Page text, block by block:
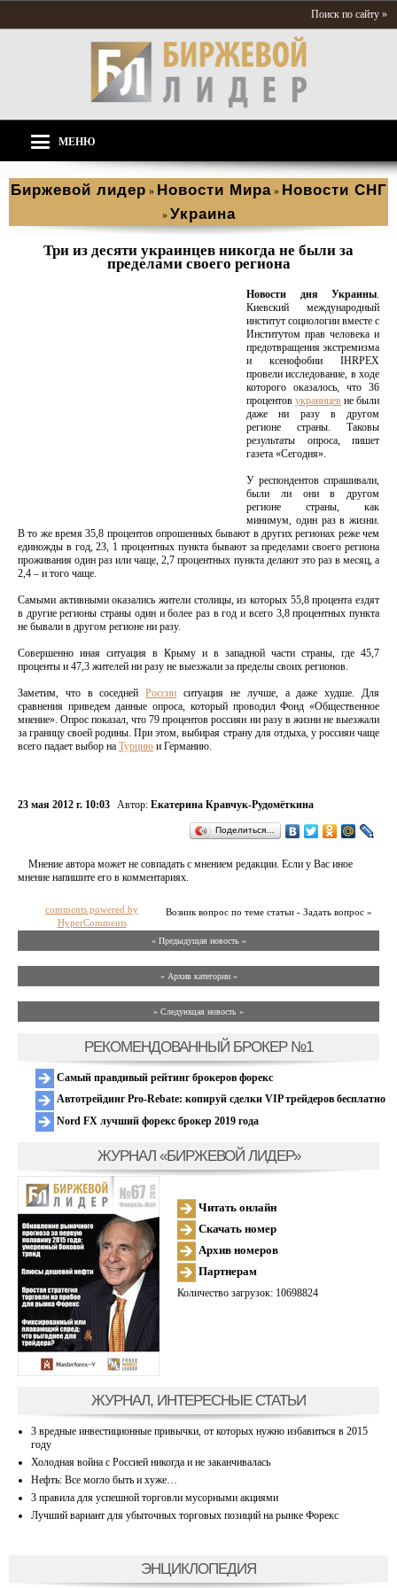
Поиск по сайту »
МЕНЮ
Биржевой лидер » Новости Мира » Новости СНГ
» Украина
Три из десяти украинцев никогда не были за
пределами своего региона
Новости дня Украины.
Киевский международный
институт социологии вместе с
Институтом прав человека и
предотвращения экстремизма
и ксенофобии IHRPEX
провели исследование, в ходе
которого оказалось, что 36
процентов украинцев не были
даже ни разу в другом
регионе страны. Таковы
результаты опроса, пишет
газета «Сегодня».
У респондентов спрашивали,
были ли они в другом
регионе страны, как
минимум, один раз в жизни.
В то же время 35,8 процентов опрошенных бывают в других регионах реже чем
единожды в год, 23, 1 процентных пункта бывают за пределами своего региона
проживания один раз или чаще, 2,7 процентных пункта делают это раз в месяц, а
2,4 – и того чаще.
Самыми активными оказались жители столицы, из которых 55,8 процента ездят
в другие регионы страны один и более раз в год и всего 3,8 процентных пункта
не бывали в другом регионе ни разу.
Совершенно иная ситуация в Крыму и в западной части страны, где 45,7
проценты и 47,3 жителей ни разу не выезжали за пределы своих регионов.
Заметим, что в соседнейРоссии ситуация не лучше, а даже худше. Для
сравнения приведем данные опроса, который проводил Фонд «Общественное
мнение». Опрос показал, что 79 процентов россиян ни разу в жизни не выезжали
за границу своей родины. При этом, выбирая страну для отдыха, у россиян чаще
всего падает выбор на Турцию и Германию.
23 мая 2012 г. 10:03 Автор: Екатерина Кравчук-Рудомёткина
Поделиться…
Мнение автора может не совпадать с мнением редакции. Если у Вас иное
мнение напишите его в комментариях.
Возник вопрос по теме статьи - Задать вопрос »
comments powered by
HyperComments
« Предыдущая новость «
» Архив категории «
» Следующая новость »
РЕКОМЕНДОВАННЫЙ БРОКЕР №1
Самый правдивый рейтинг брокеров форекс
Автотрейдинг Pro-Rebate: копируй сделки VIP трейдеров бесплатно
Nord FX лучший форекс брокер 2019 года
ЖУРНАЛ «БИРЖЕВОЙ ЛИДЕР»
Читать онлайн
Скачать номер
Архив номеров
Партнерам
Количество загрузок: 10698824
ЖУРНАЛ, ИНТЕРЕСНЫЕ СТАТЬИ
3 вредные инвестиционные привычки, от которых нужно избавиться в 2015
году
Холодная война с Россией никогда и не заканчивалась
Нефть: Все могло быть и хуже…
3 правила для успешной торговли мусорными акциями
Лучший вариант для убыточных торговых позиций на рынке Форекс
ЭНЦИКЛОПЕДИЯ